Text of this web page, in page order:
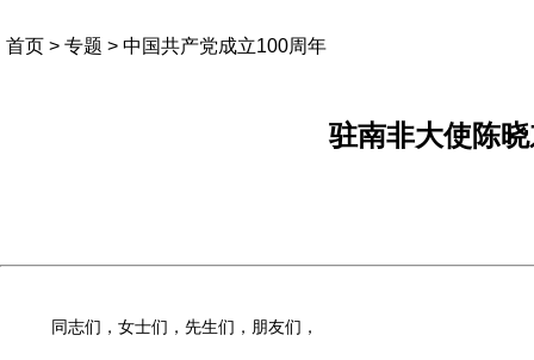
首页 > 专题 > 中国共产党成立100周年
驻南非大使陈
同志们，女士们，先生们，朋友们，